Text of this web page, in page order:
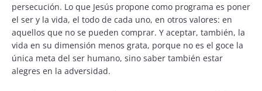
persecución. Lo que Jesús propone como programa es poner
el ser y la vida, el todo de cada uno, en otros valores: en
aquellos que no se pueden comprar. Y aceptar, también, la
vida en su dimensión menos grata, porque no es el goce la
única meta del ser humano, sino saber también estar
alegres en la adversidad.